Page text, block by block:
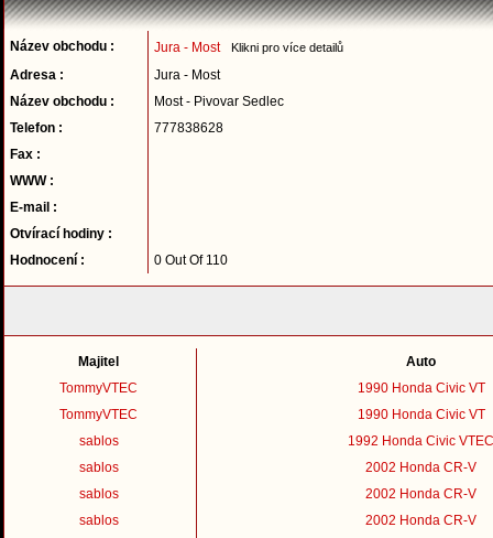
Název obchodu : Jura - Most Klikni pro více detailů
Adresa :
Jura - Most
Název obchodu :
Most - Pivovar Sedlec
Telefon :
777838628
Fax :
WWW :
E-mail :
Otvírací hodiny :
Hodnocení :
0 Out Of 110
Majitel
Auto
TommyVTEC
1990 Honda Civic VT
TommyVTEC
1990 Honda Civic VT
sablos
1992 Honda Civic VTEC
sablos
2002 Honda CR-V
sablos
2002 Honda CR-V
sablos
2002 Honda CR-V